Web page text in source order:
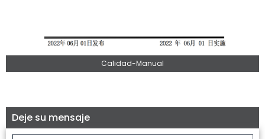
Calidad-Manual
Deje su mensaje